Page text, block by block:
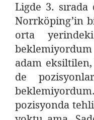
Ligde 3.
Norrköping’in
orta
adam
de
pozisyonda